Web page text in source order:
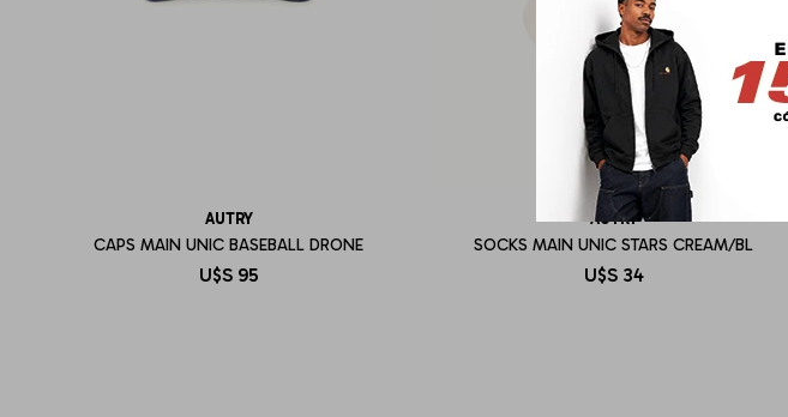
AUTRY
CAPS MAIN UNIC BASEBALL DRONE
U$S 95
AUTRY
SOCKS MAIN UNIC STARS CREAM/BL
U$S 34